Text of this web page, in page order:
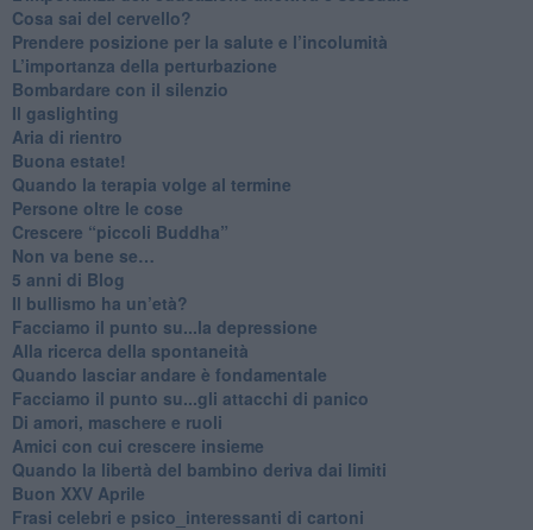
​Cosa sai del cervello?
Prendere posizione per la salute e l’incolumità
L’importanza della perturbazione
​Bombardare con il silenzio
Il gaslighting
Aria di rientro
Buona estate!
​Quando la terapia volge al termine
​Persone oltre le cose
​Crescere “piccoli Buddha”
Non va bene se…
​5 anni di Blog
​Il bullismo ha un’età?
Facciamo il punto su...la depressione
​Alla ricerca della spontaneità
​Quando lasciar andare è fondamentale
Facciamo il punto su...gli attacchi di panico
Di amori, maschere e ruoli
​Amici con cui crescere insieme
​Quando la libertà del bambino deriva dai limiti
Buon XXV Aprile
​Frasi celebri e psico_interessanti di cartoni